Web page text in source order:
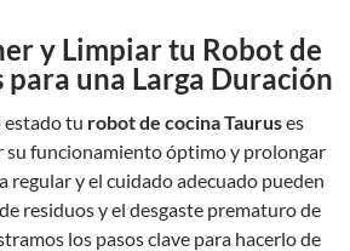
y Limpiar tu Robot de
para una Larga Duración
tu robot de cocina Tauruses
su funcionamiento óptimo y prolongar
regular y el cuidado adecuado pueden
residuos y el desgaste prematuro de
los pasos clave para hacerlo de